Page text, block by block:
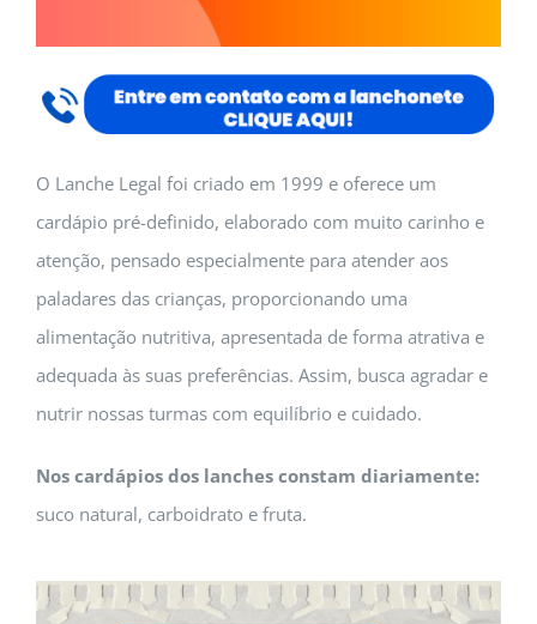
O Lanche Legal foi criado em 1999 e oferece um
cardápio pré-definido, elaborado com muito carinho e
atenção, pensado especialmente para atender aos
paladares das crianças, proporcionando uma
alimentação nutritiva, apresentada de forma atrativa e
adequada às suas preferências. Assim, busca agradar e
nutrir nossas turmas com equilíbrio e cuidado.
Nos cardápios dos lanches constam diariamente:
suco natural, carboidrato e fruta.